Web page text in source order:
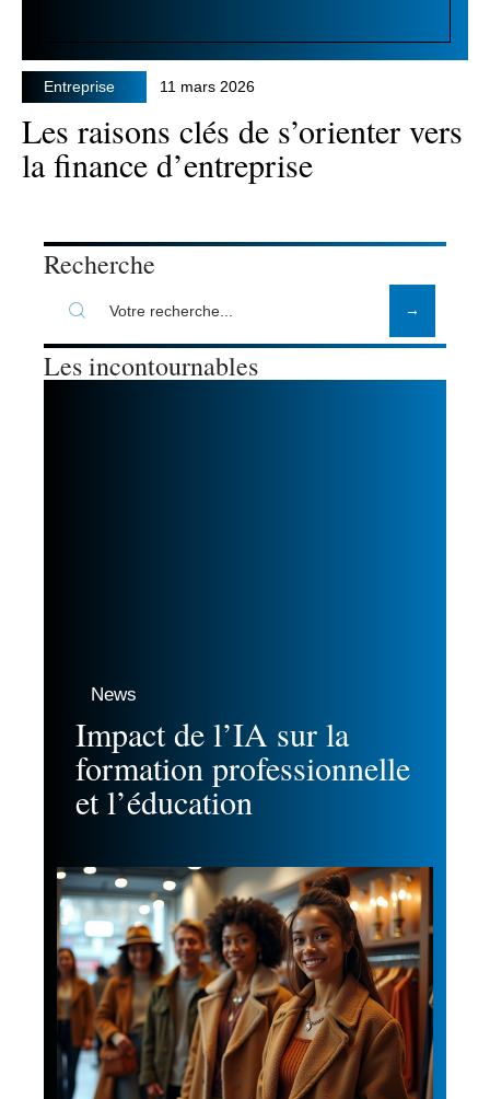
Entreprise 11 mars 2026
Les raisons clés de s’orienter vers
la finance d’entreprise
Recherche
Les incontournables
News
Impact de l’IA sur la
formation professionnelle
et l’éducation